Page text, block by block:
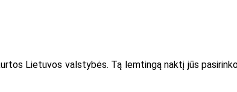
Lietuvos valstybės. Tą lemtingą naktį jūs